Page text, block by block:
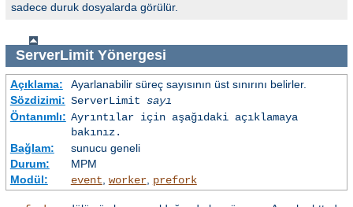
sadece duruk dosyalarda görülür.
ServerLimitYönergesi
Açıklama:
Ayarlanabilir süreç sayısının üst sınırını belirler.
Sözdizimi: ServerLimit sayı
Öntanımlı: Ayrıntılar için aşağıdaki açıklamaya
bakınız.
Bağlam:
sunucu geneli
Durum:
MPM
Modül:
event worker, prefork